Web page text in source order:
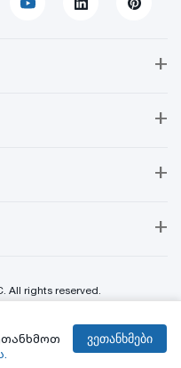
+
+
+
+
All rights reserved.
ვეთანხმები